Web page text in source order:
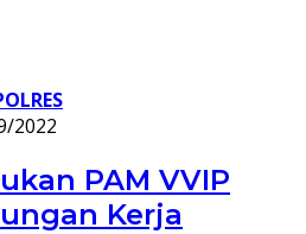
2022
PAM VVIP
Kerja